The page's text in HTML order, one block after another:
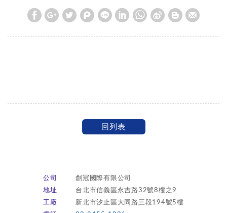
回列表
公司
創冠國際有限公司
地址
台北市信義區永吉路32號8樓之9
工廠
新北市汐止區大同路三段194號5樓